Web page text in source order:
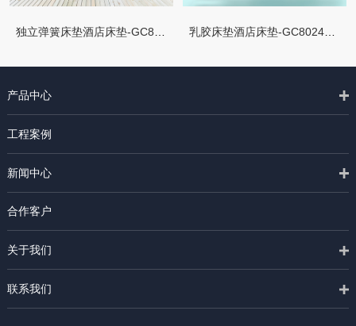
乳胶床垫酒店床垫-GC8024四季
产品中心
工程案例
新闻中心
合作客户
关于我们
联系我们